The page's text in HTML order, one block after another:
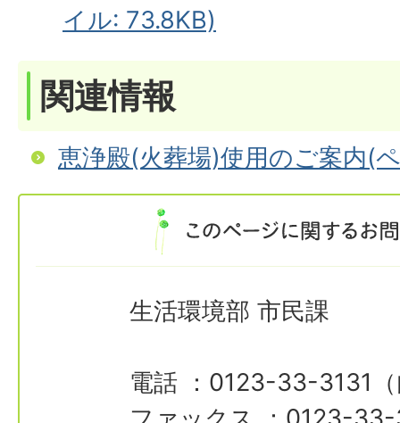
イル: 73.8KB)
関連情報
恵浄殿(火葬場)使用のご案内(
生活環境部 市民課
電話 ：0123-33-3131（